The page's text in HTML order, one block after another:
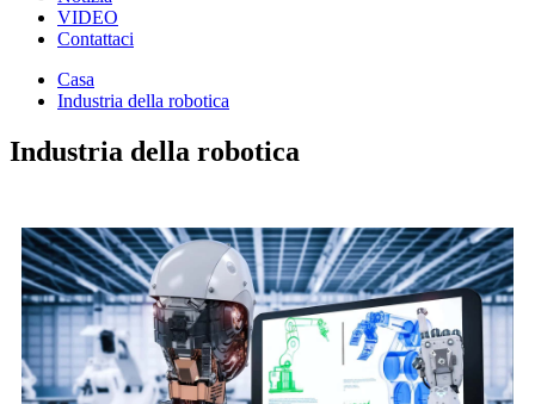
VIDEO
Contattaci
Casa
Industria della robotica
Industria della robotica